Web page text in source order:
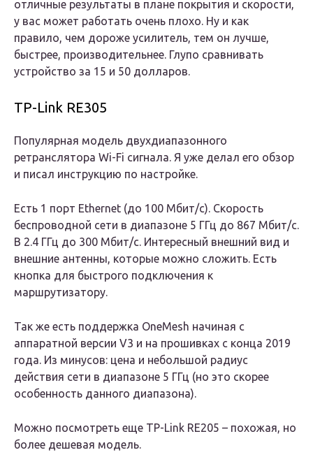
отличные результаты в плане покрытия и скорости,
у вас может работать очень плохо. Ну и как
правило, чем дороже усилитель, тем он лучше,
быстрее, производительнее. Глупо сравнивать
устройство за 15 и 50 долларов.
TP-Link RE305
Популярная модель двухдиапазонного
ретранслятора Wi-Fi сигнала. Я уже делал его обзор
и писал инструкцию по настройке.
Есть 1 порт Ethernet (до 100 Мбит/с). Скорость
беспроводной сети в диапазоне 5 ГГц до 867 Мбит/с.
В 2.4 ГГц до 300 Мбит/с. Интересный внешний вид и
внешние антенны, которые можно сложить. Есть
кнопка для быстрого подключения к
маршрутизатору.
Так же есть поддержка OneMesh начиная с
аппаратной версии V3 и на прошивках с конца 2019
года. Из минусов: цена и небольшой радиус
действия сети в диапазоне 5 ГГц (но это скорее
особенность данного диапазона).
Можно посмотреть еще TP-Link RE205 – похожая, но
более дешевая модель.